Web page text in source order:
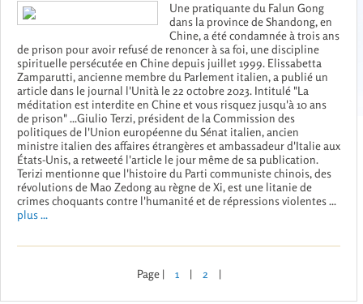
Une pratiquante du Falun Gong
dans la province de Shandong, en
Chine, a été condamnée à trois ans
de prison pour avoir refusé de renoncer à sa foi, une discipline
spirituelle persécutée en Chine depuis juillet 1999. Elissabetta
Zamparutti, ancienne membre du Parlement italien, a publié un
article dans le journal l'Unità le 22 octobre 2023. Intitulé "La
méditation est interdite en Chine et vous risquez jusqu'à 10 ans
de prison" ...Giulio Terzi, président de la Commission des
politiques de l'Union européenne du Sénat italien, ancien
ministre italien des affaires étrangères et ambassadeur d'Italie aux
États-Unis, a retweeté l'article le jour même de sa publication.
Terizi mentionne que l'histoire du Parti communiste chinois, des
révolutions de Mao Zedong au règne de Xi, est une litanie de
crimes choquants contre l'humanité et de répressions violentes ...
plus ...
Page | 1 | 2 |